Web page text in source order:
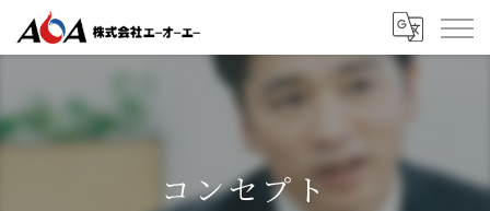
コンセプト